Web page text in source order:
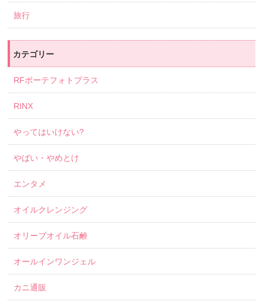
旅行
カテゴリー
RFボーテフォトプラス
RINX
やってはいけない?
やばい・やめとけ
エンタメ
オイルクレンジング
オリーブオイル石鹸
オールインワンジェル
カニ通販